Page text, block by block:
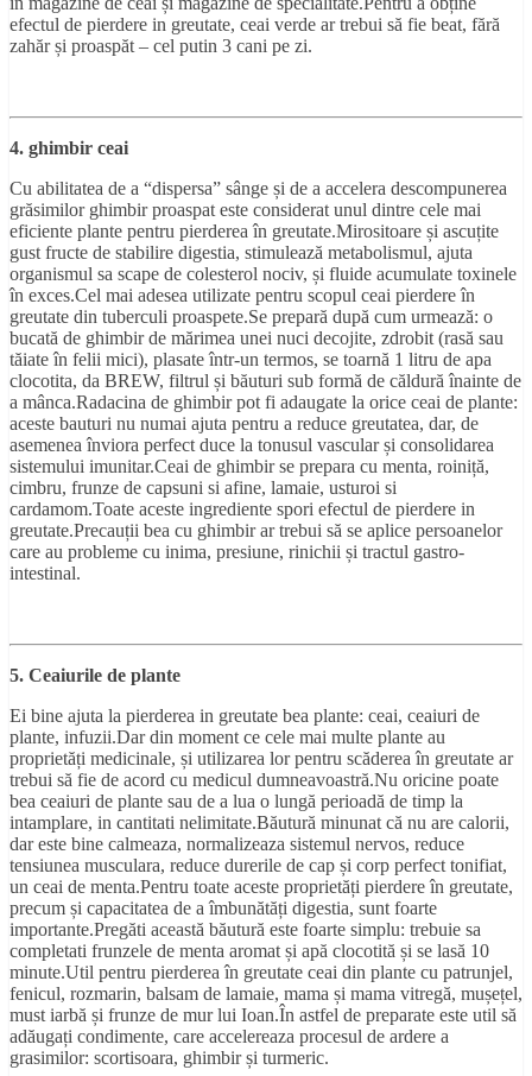
efectul de pierdere in greutate, ceai verde ar trebui să fie beat, fără
zahăr și proaspăt – cel putin 3 cani pe zi.
4. ghimbir ceai
Cu abilitatea de a “dispersa” sânge și de a accelera descompunerea
grăsimilor ghimbir proaspat este considerat unul dintre cele mai
eficiente plante pentru pierderea în greutate.Mirositoare și ascuțite
gust fructe de stabilire digestia, stimulează metabolismul, ajuta
organismul sa scape de colesterol nociv, și fluide acumulate toxinele
în exces.Cel mai adesea utilizate pentru scopul ceai pierdere în
greutate din tuberculi proaspete.Se prepară după cum urmează: o
bucată de ghimbir de mărimea unei nuci decojite, zdrobit (rasă sau
tăiate în felii mici), plasate într-un termos, se toarnă 1 litru de apa
clocotita, da BREW, filtrul și băuturi sub formă de căldură înainte de
a mânca.Radacina de ghimbir pot fi adaugate la orice ceai de plante:
aceste bauturi nu numai ajuta pentru a reduce greutatea, dar, de
asemenea înviora perfect duce la tonusul vascular și consolidarea
sistemului imunitar.Ceai de ghimbir se prepara cu menta, roiniță,
cimbru, frunze de capsuni si afine, lamaie, usturoi si
cardamom.Toate aceste ingrediente spori efectul de pierdere in
greutate.Precauții bea cu ghimbir ar trebui să se aplice persoanelor
care au probleme cu inima, presiune, rinichii și tractul gastro-
intestinal.
5. Ceaiurile de plante
Ei bine ajuta la pierderea in greutate bea plante: ceai, ceaiuri de
plante, infuzii.Dar din moment ce cele mai multe plante au
proprietăți medicinale, și utilizarea lor pentru scăderea în greutate ar
trebui să fie de acord cu medicul dumneavoastră.Nu oricine poate
bea ceaiuri de plante sau de a lua o lungă perioadă de timp la
intamplare, in cantitati nelimitate.Băutură minunat că nu are calorii,
dar este bine calmeaza, normalizeaza sistemul nervos, reduce
tensiunea musculara, reduce durerile de cap și corp perfect tonifiat,
un ceai de menta.Pentru toate aceste proprietăți pierdere în greutate,
precum și capacitatea de a îmbunătăți digestia, sunt foarte
importante.Pregăti această băutură este foarte simplu: trebuie sa
completati frunzele de menta aromat și apă clocotită și se lasă 10
minute.Util pentru pierderea în greutate ceai din plante cu patrunjel,
fenicul, rozmarin, balsam de lamaie, mama și mama vitregă, mușețel,
must iarbă și frunze de mur lui Ioan.În astfel de preparate este util să
adăugați condimente, care accelereaza procesul de ardere a
grasimilor: scortisoara, ghimbir și turmeric.